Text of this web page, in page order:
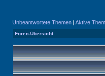
Unbeantwortete Themen | Aktive
Foren-Übersicht